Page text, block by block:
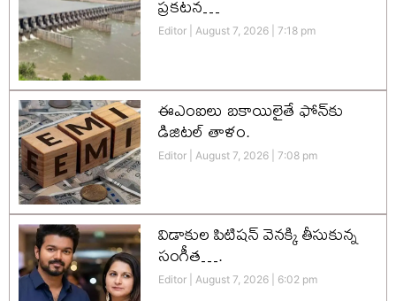
Editor August 7, 2026 7:18 pm
ఈఎంఐలు బకాయిలైతే ఫోన్‌కు
డిజిటల్ తాళం.
Editor August 7, 2026 7:08 pm
విడాకుల పిటిషన్ వెనక్కి తీసుకున్న
సంగీత….
Editor August 7, 2026 6:02 pm